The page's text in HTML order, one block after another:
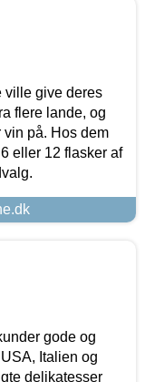
ville give deres
flere lande, og
vin på. Hos dem
eller 12 flasker af
gode og
Italien og
delikatesser